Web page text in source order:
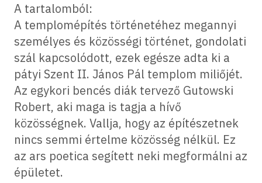
A tartalomból:
A templomépítés történetéhez megannyi
személyes és közösségi történet, gondolati
szál kapcsolódott, ezek egésze adta ki a
pátyi Szent II. János Pál templom miliőjét.
Az egykori bencés diák tervező Gutowski
Robert, aki maga is tagja a hívő
közösségnek. Vallja, hogy az építészetnek
nincs semmi értelme közösség nélkül. Ez
az ars poetica segített neki megformálni az
épületet.